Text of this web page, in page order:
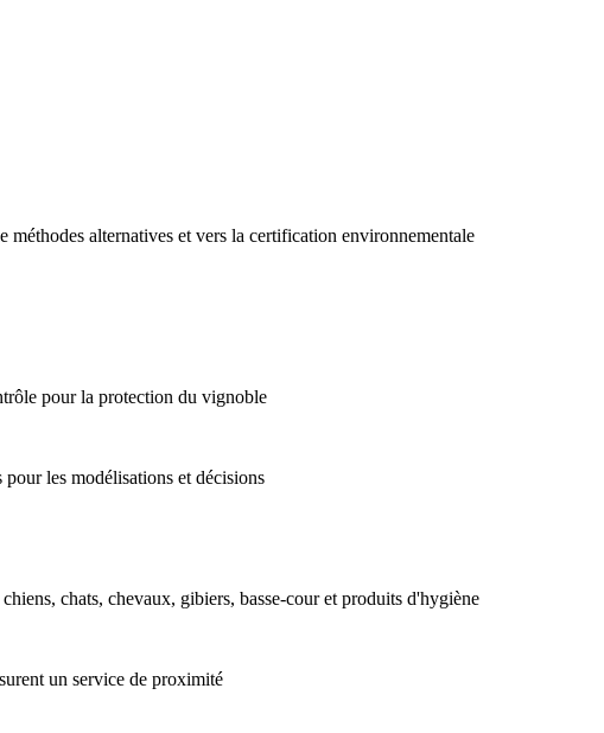
méthodes alternatives et vers la certification environnementale
pour la protection du vignoble
les modélisations et décisions
chats, chevaux, gibiers, basse-cour et produits d'hygiène
un service de proximité